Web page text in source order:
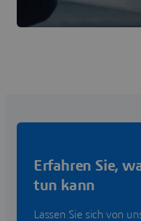
Erfahren Sie,
tun kann
Lassen Sie sich von